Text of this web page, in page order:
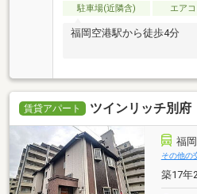
駐車場(近隣含)
エア
福岡空港駅から徒歩4分
賃貸アパート ツインリッチ別府
福
その他の
築17年